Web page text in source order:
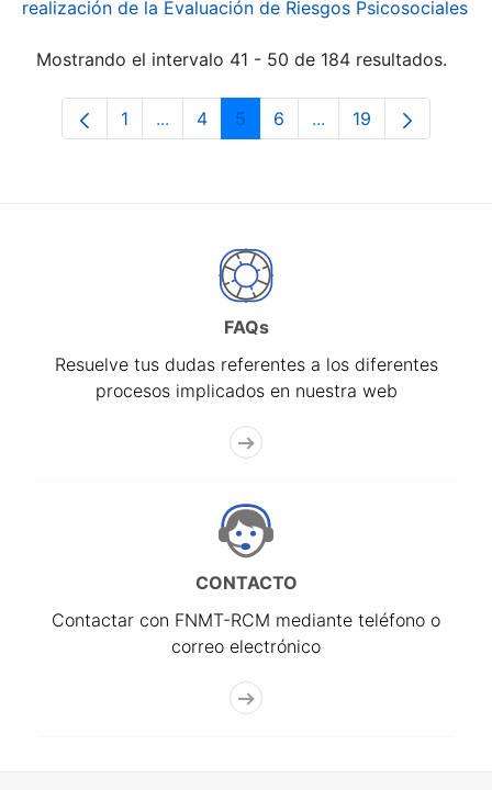
realización de la Evaluación de Riesgos Psicosociales
Mostrando el intervalo 41 - 50 de 184 resultados.
Página
1 ...Páginas intermedias Use TAB para
Página
4 Página
5 Página
6 ...Páginas intermedias
Página
19
FAQs
Resuelve tus dudas referentes a los diferentes
procesos implicados en nuestra web
CONTACTO
Contactar con FNMT-RCM mediante teléfono o
correo electrónico